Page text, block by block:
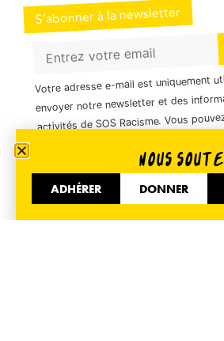
S’abonner à la newsletter
Votre adresse e-mail est uniquement
envoyer notre newsletter et des
activités de SOS Racisme. Vous
NOUS
ADHÉRER DONNER